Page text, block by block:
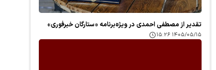
تقدیر از مصطفی احمدی در ویژه‌برنامه «ستارگان خبرفوری»
۱۴۰۵/۰۵/۱۵ ۱۵:۲۶